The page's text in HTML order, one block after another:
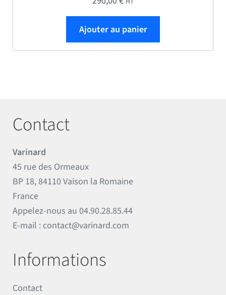
Ajouter au panier
Contact
Varinard
45 rue des Ormeaux
BP 18, 84110 Vaison la Romaine
France
Appelez-nous au04.90.28.85.44
E-mail : contact@varinard.com
Informations
Contact